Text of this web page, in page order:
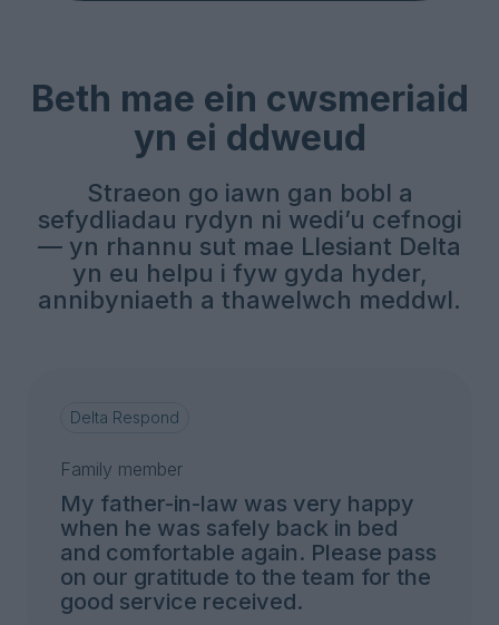
Beth mae ein cwsmeriaid
yn ei ddweud
Straeon go iawn gan bobl a
sefydliadau rydyn ni wedi’u cefnogi
— yn rhannu sut mae Llesiant Delta
yn eu helpu i fyw gyda hyder,
annibyniaeth a thawelwch meddwl.
Delta Respond
Family member
My father-in-law was very happy
when he was safely back in bed
and comfortable again. Please pass
on our gratitude to the team for the
good service received.